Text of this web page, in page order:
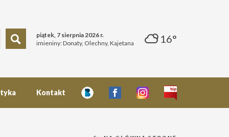
piątek, 7 sierpnia 2026 r.
imieniny: Donaty, Olechny, Kajetana
16°
Kontakt